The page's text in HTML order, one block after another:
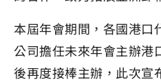
本屆年會期間，各國港口
公司擔任未來年會主辦港
後再度接棒主辦，此次宣